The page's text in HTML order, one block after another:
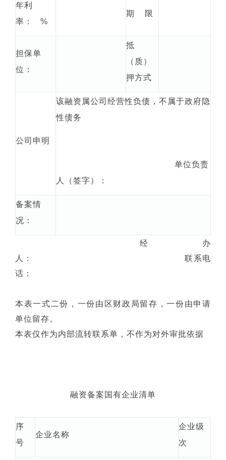
年利
率： %
期 限
担保单
位：
抵
（质）
押方式
公司申明
该融资属公司经营性负债，不属于政府隐
性债务
单位负责
人（签字）：
备案情
况：
经办
人： 联系电
话：
本表一式二份，一份由区财政局留存，一份由申请
单位留存。
本表仅作为内部流转联系单，不作为对外审批依据
融资备案国有企业清单
序
号
企业名称
企业级
次